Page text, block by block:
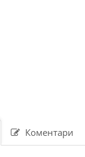
Коментари